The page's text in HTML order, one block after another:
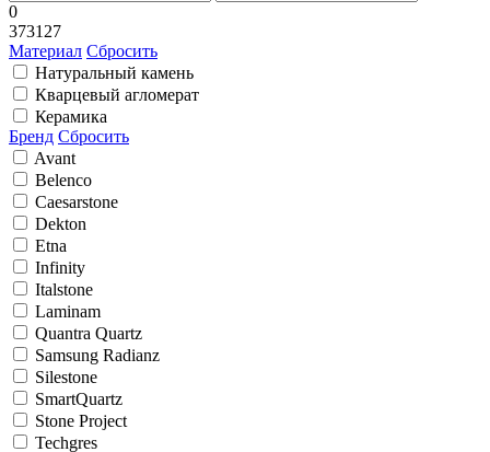
0
373127
Материал Сбросить
Натуральный камень
Кварцевый агломерат
Керамика
Бренд Сбросить
Avant
Belenco
Caesarstone
Dekton
Etna
Infinity
Italstone
Laminam
Quantra Quartz
Samsung Radianz
Silestone
SmartQuartz
Stone Project
Techgres